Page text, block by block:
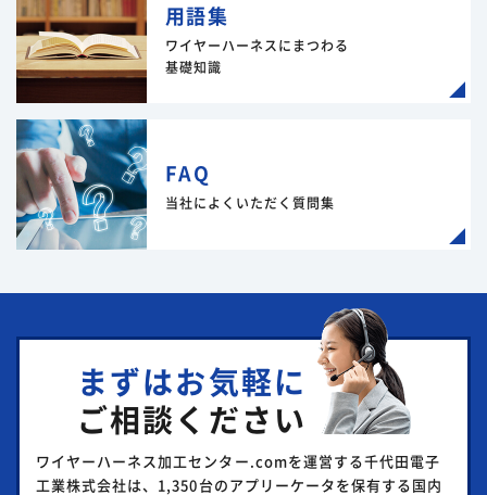
用語集
ワイヤーハーネスにまつわる
基礎知識
FAQ
当社によくいただく質問集
まずはお気軽に
ご相談ください
ワイヤーハーネス加工センター.comを運営する千代田電子
工業株式会社は、1,350台のアプリーケータを保有する国内